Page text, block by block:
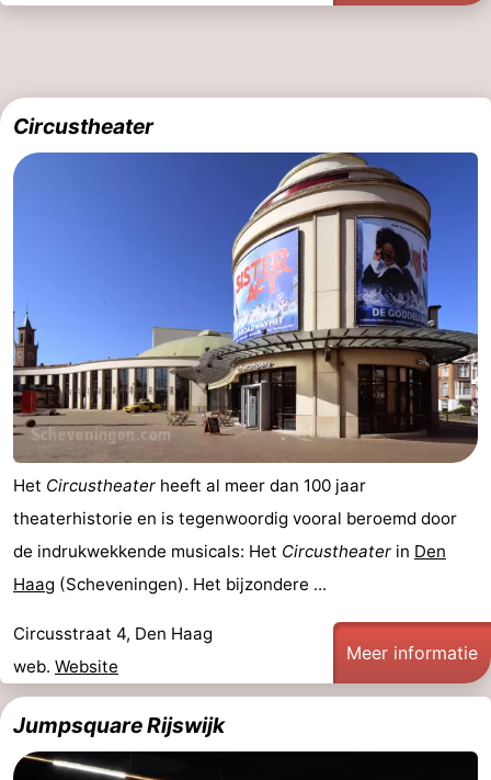
Circustheater
Het Circustheater heeft al meer dan 100 jaar
theaterhistorie en is tegenwoordig vooral beroemd door
de indrukwekkende musicals: Het Circustheater in Den
Haag (Scheveningen). Het bijzondere ...
Circusstraat 4, Den Haag
web. Website
Meer informatie
Jumpsquare Rijswijk